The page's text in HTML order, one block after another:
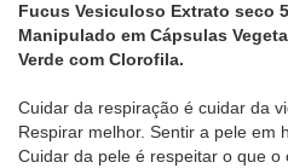
Fucus Vesiculoso Extrato seco
Manipulado em Cápsulas
Verde com Clorofila.
Cuidar da respiração é cuidar da
Respirar melhor. Sentir a pele em
Cuidar da pele é respeitar o que o